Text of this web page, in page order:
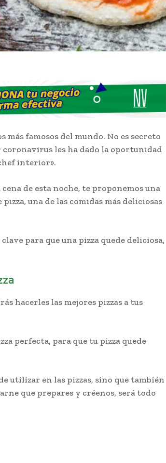
más famosos del mundo. No es secreto
les ha dado la oportunidad
interior».
de esta noche, te proponemos una
una de las comidas más deliciosas
para que una pizza quede deliciosa,
hacerles las mejores pizzas a tus
perfecta, para que tu pizza quede
utilizar en las pizzas, sino que también
que prepares y créenos, será todo